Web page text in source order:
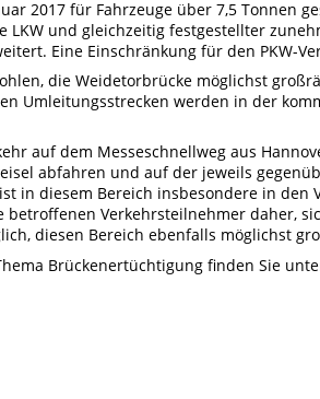
2017 für Fahrzeuge über 7,5 Tonnen
LKW und gleichzeitig festgestellter
Eine Einschränkung für den PKW-
die Weidetorbrücke möglichst
Umleitungsstrecken werden in der
auf dem Messeschnellweg aus
abfahren und auf der jeweils
in diesem Bereich insbesondere in den
betroffenen Verkehrsteilnehmer daher,
diesen Bereich ebenfalls möglichst
Brückenertüchtigung finden Sie